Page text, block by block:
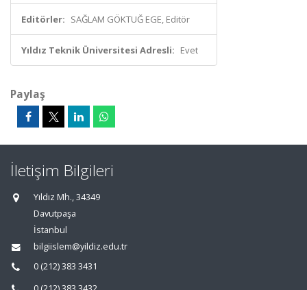
Editörler: SAĞLAM GÖKTUĞ EGE, Editör
Yıldız Teknik Üniversitesi Adresli: Evet
Paylaş
İletişim Bilgileri
Yıldız Mh., 34349
Davutpaşa
İstanbul
bilgiislem@yildiz.edu.tr
0 (212) 383 3431